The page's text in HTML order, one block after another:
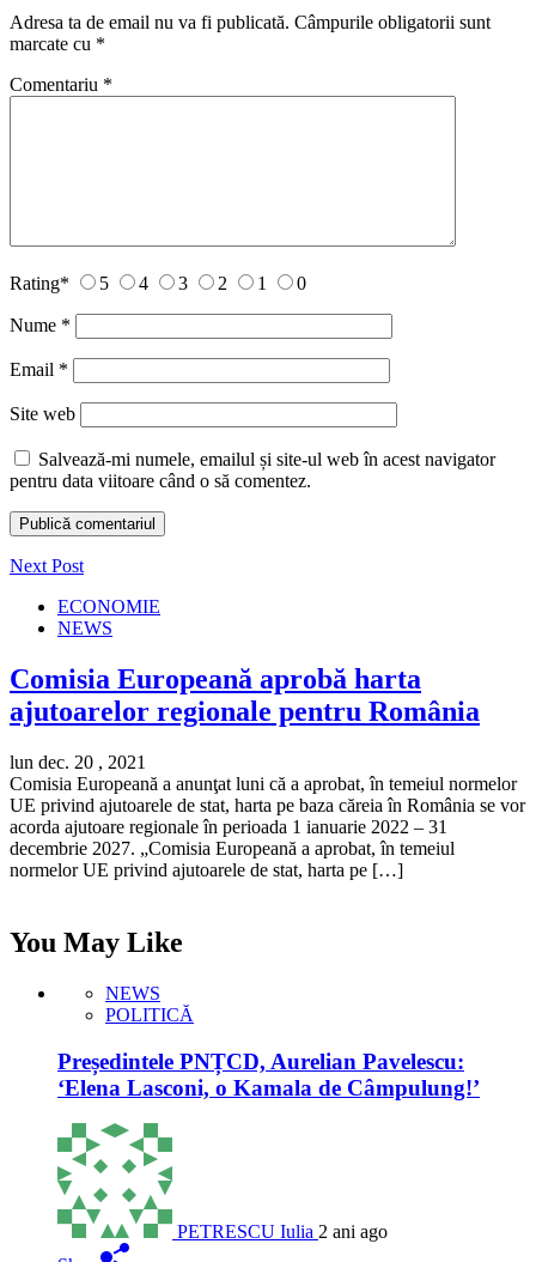
Adresa ta de email nu va fi publicată. Câmpurile obligatorii sunt
marcate cu *
Comentariu *
Rating* 5 4 3 2 1 0
Nume *
Email *
Site web
Salvează-mi numele, emailul și site-ul web în acest navigator
pentru data viitoare când o să comentez.
Next Post
ECONOMIE
NEWS
Comisia Europeană aprobă harta
ajutoarelor regionale pentru România
lun dec. 20 , 2021
Comisia Europeană a anunţat luni că a aprobat, în temeiul normelor
UE privind ajutoarele de stat, harta pe baza căreia în România se vor
acorda ajutoare regionale în perioada 1 ianuarie 2022 – 31
decembrie 2027. „Comisia Europeană a aprobat, în temeiul
normelor UE privind ajutoarele de stat, harta pe […]
You May Like
NEWS
POLITICĂ
Președintele PNȚCD, Aurelian Pavelescu:
‘Elena Lasconi, o Kamala de Câmpulung!’
PETRESCU Iulia 2 ani ago